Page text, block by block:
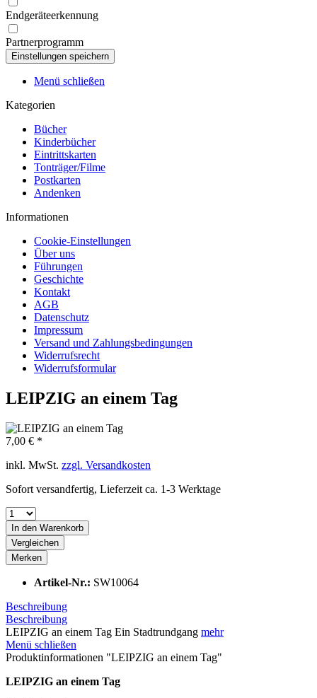
Endgeräteerkennung
Partnerprogramm
Menü schließen
Kategorien
Bücher
Kinderbücher
Eintrittskarten
Tonträger/Filme
Postkarten
Andenken
Informationen
Cookie-Einstellungen
Über uns
Führungen
Geschichte
Kontakt
AGB
Datenschutz
Impressum
Versand und Zahlungsbedingungen
Widerrufsrecht
Widerrufsformular
LEIPZIG an einem Tag
7,00 € *
inkl. MwSt. zzgl. Versandkosten
Sofort versandfertig, Lieferzeit ca. 1-3 Werktage
In den Warenkorb
Vergleichen
Merken
Artikel-Nr.: SW10064
Beschreibung
Beschreibung
LEIPZIG an einem Tag Ein Stadtrundgang mehr
Menü schließen
Produktinformationen "LEIPZIG an einem Tag"
LEIPZIG an einem Tag